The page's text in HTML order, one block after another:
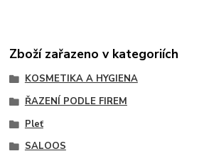
Zboží zařazeno v kategoriích
KOSMETIKA A HYGIENA
ŘAZENÍ PODLE FIREM
Pleť
SALOOS